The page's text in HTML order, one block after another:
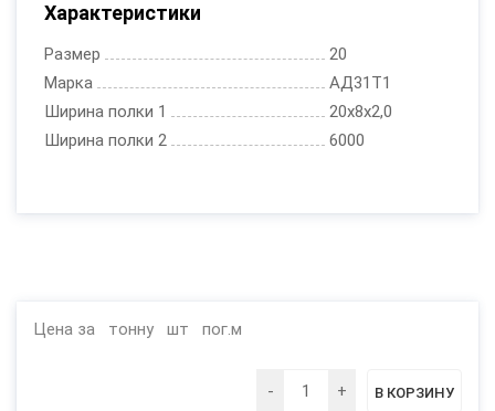
Характеристики
Размер
20
Марка
АД31Т1
Ширина полки 1
20x8x2,0
Ширина полки 2
6000
Цена за тонну шт пог.м